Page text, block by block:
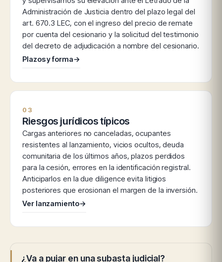
Administración de Justicia dentro del plazo legal del
art. 670.3 LEC, con el ingreso del precio de remate
por cuenta del cesionario y la solicitud del testimonio
del decreto de adjudicación a nombre del cesionario.
Plazos y forma→
03
Riesgos jurídicos típicos
Cargas anteriores no canceladas, ocupantes
resistentes al lanzamiento, vicios ocultos, deuda
comunitaria de los últimos años, plazos perdidos
para la cesión, errores en la identificación registral.
Anticiparlos en la due diligence evita litigios
posteriores que erosionan el margen de la inversión.
Ver lanzamiento→
¿Va a pujar en una subasta judicial?